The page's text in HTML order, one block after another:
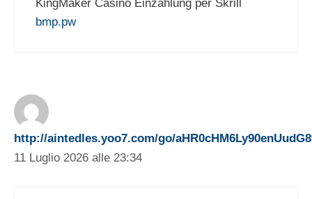
KingMaker Casino Einzahlung per Skrill
bmp.pw
http://aintedles.yoo7.com/go/
11 Luglio 2026 alle 23:34